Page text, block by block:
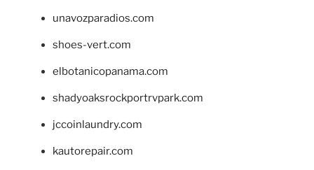
unavozparadios.com
shoes-vert.com
elbotanicopanama.com
shadyoaksrockportrvpark.com
jccoinlaundry.com
kautorepair.com